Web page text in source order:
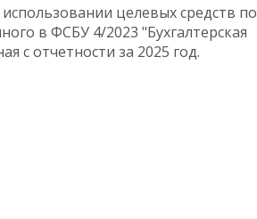
целевых средств по
в ФСБУ 4/2023 "Бухгалтерская
с отчетности за 2025 год.